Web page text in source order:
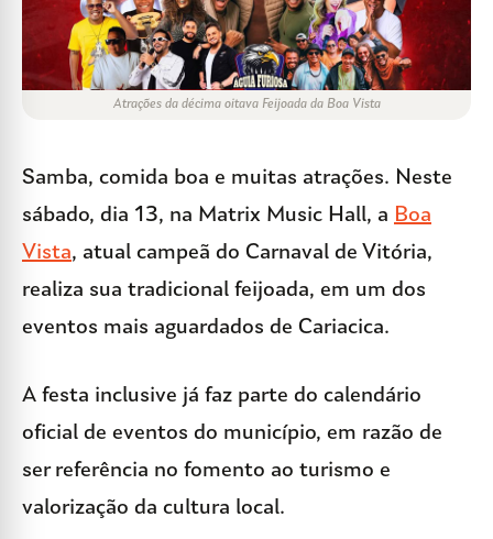
Atrações da décima oitava Feijoada da Boa Vista
Samba, comida boa e muitas atrações. Neste
sábado, dia 13, na Matrix Music Hall, a Boa
Vista, atual campeã do Carnaval de Vitória,
realiza sua tradicional feijoada, em um dos
eventos mais aguardados de Cariacica.
A festa inclusive já faz parte do calendário
oficial de eventos do município, em razão de
ser referência no fomento ao turismo e
valorização da cultura local.